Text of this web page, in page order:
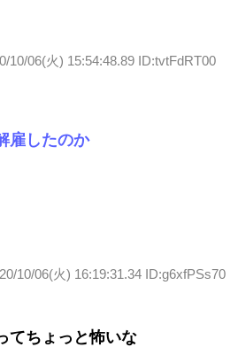
10/06(火) 15:54:48.89 ID:tvtFdRT00
雇したのか
10/06(火) 16:19:31.34 ID:g6xfPSs70
てちょっと怖いな